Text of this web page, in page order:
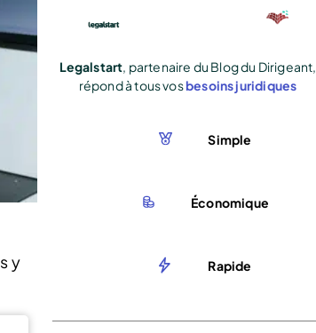
y
Legalstart, partenaire du Blog du Dirigeant,
répond à tous vosbesoins juridiques
Simple
Économique
Rapide